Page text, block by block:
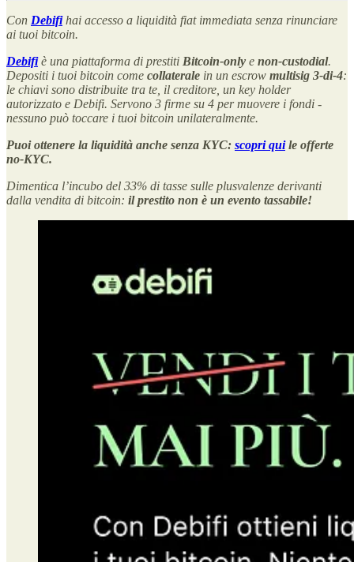
Con Debifihai accesso a liquidità fiat immediata senza rinunciare
ai tuoi bitcoin.
Debifiè una piattaforma di prestiti Bitcoin-only e non-custodial.
Depositi i tuoi bitcoin come collaterale in un escrow multisig 3-di-4:
le chiavi sono distribuite tra te, il creditore, un key holder
autorizzato e Debifi. Servono 3 firme su 4 per muovere i fondi -
nessuno può toccare i tuoi bitcoin unilateralmente.
Puoi ottenere la liquidità anche senza KYC: scopri quile offerte
no-KYC.
Dimentica l’incubo del 33% di tasse sulle plusvalenze derivanti
dalla vendita di bitcoin: il prestito non è un evento tassabile!